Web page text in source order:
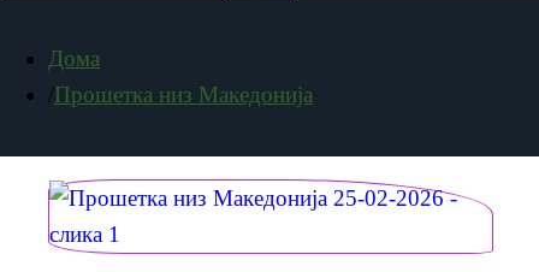
Дома
Прошетка низ Македонија